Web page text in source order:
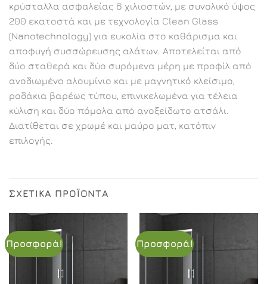
κρύσταλλα ασφαλείας 6 χιλιοστών, με συνολικό ύψος
200 εκατοστά και με τεχνολογία Clean Glass
(Nanotechnology) για ευκολία στο καθάρισμα και
αποφυγή συσσώρευσης αλάτων. Αποτελείται από
δύο σταθερά και δύο συρόμενα μέρη με προφίλ από
ανοδιωμένο αλουμίνιο και με μαγνητικό κλείσιμο,
ροδάκια βαρέως τύπου, επινικελωμένα για τέλεια
κύλιση και δύο πόμολα από ανοξείδωτο ατσάλι.
Διατίθεται σε χρωμέ και μαύρο ματ, κατόπιν
επιλογής.
ΣΧΕΤΙΚΆ ΠΡΟΪΌΝΤΑ
Προσφορά! Προσφορά!